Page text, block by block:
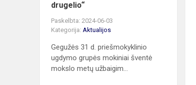
drugelio“
Paskelbta: 2024-06-03
Kategorija: Aktualijos
Gegužės 31 d. priešmokyklinio
ugdymo grupės mokiniai šventė
mokslo metų užbaigim...